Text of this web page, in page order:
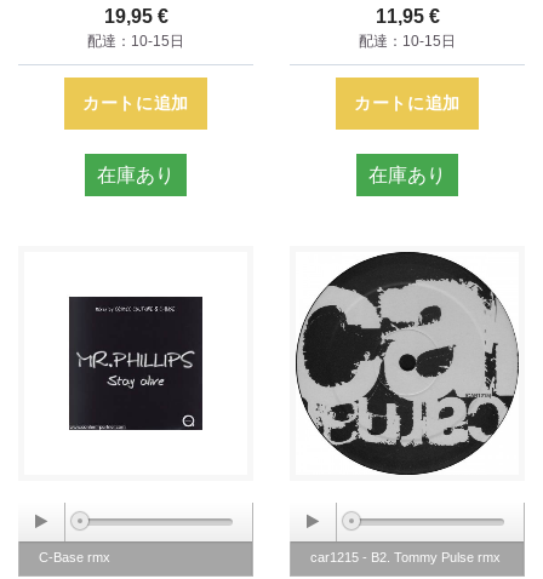
19,95 €
配達：10-15日
カートに追加
在庫あり
11,95 €
配達：10-15日
カートに追加
在庫あり
C-Base rmx car1215 - B2. Tommy Pulse rmx